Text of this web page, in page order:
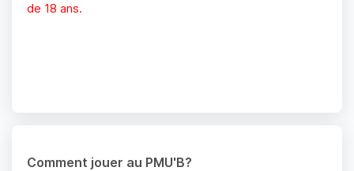
de 18 ans.
Comment jouer au PMU'B?